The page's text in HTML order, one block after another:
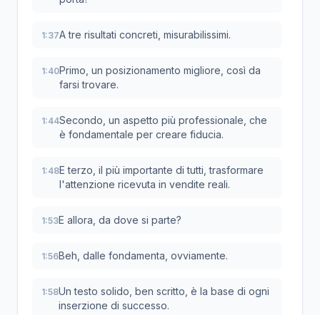
1:37A tre risultati concreti, misurabilissimi.
1:40Primo, un posizionamento migliore, così da
farsi trovare.
1:44Secondo, un aspetto più professionale, che
è fondamentale per creare fiducia.
1:48E terzo, il più importante di tutti, trasformare
l'attenzione ricevuta in vendite reali.
1:53E allora, da dove si parte?
1:56Beh, dalle fondamenta, ovviamente.
1:58Un testo solido, ben scritto, è la base di ogni
inserzione di successo.